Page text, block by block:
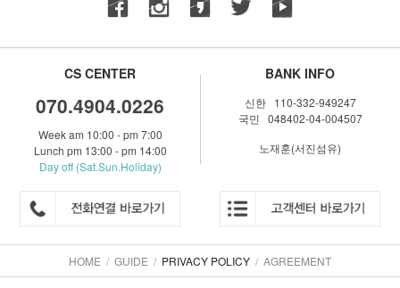
CS CENTER
070.4904.0226
Week am 10:00 - pm 7:00
Lunch pm 13:00 - pm 14:00
Day off (Sat.Sun.Holiday)
BANK INFO
신한 110-332-949247
국민 048402-04-004507
노재훈(서진섬유)
HOME / GUIDE / PRIVACY POLICY / AGREEMENT